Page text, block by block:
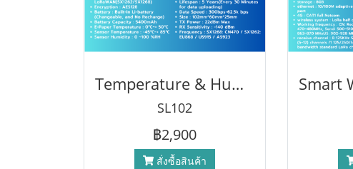
Temperature & Humility Sensor เซ็นเซอร์วัดความชื้นและอุณหภูมิแบบไร้สาย รองรับ lorawan modbus RS485 TLV JASON
SL102
฿2,900
สั่งซื้อสินค้า